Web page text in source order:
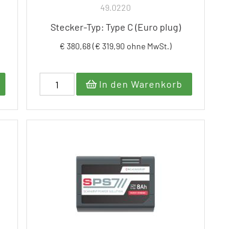
49.0220
Stecker-Typ: Type C (Euro plug)
€ 380,68 (€ 319,90 ohne MwSt.)
In den Warenkorb